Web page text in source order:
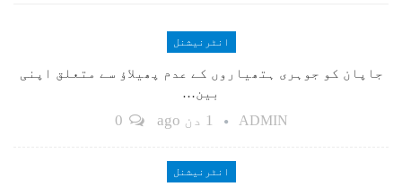
انٹرنیشنل
جاپان کو جوہری ہتھیاروں کے عدم پھیلاؤ سے متعلق اپنی
بین…
ADMIN 1 دن ago
انٹرنیشنل